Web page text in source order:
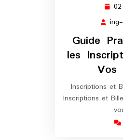
Guide
les
Vos
Inscriptions et
Inscriptions et